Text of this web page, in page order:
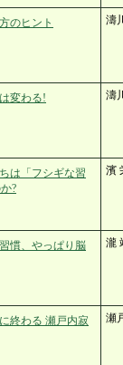
のヒント 濤
変わる! 濤
は「フシギな習
?
濱
慣、やっぱり脳
瀧
終わる 瀬戸内寂
瀬